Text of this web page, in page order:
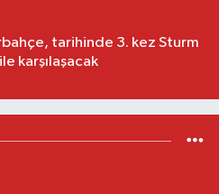
tarihinde 3. kez Sturm
karşılaşacak